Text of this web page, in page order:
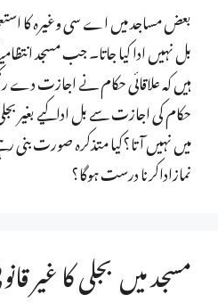
بعض مساجد میں اے سی وغیرہ کا
بل نہیں ادا کیا جاتا۔ جب مسجد
ہیں کہ علاقائی حکام نے اجازت
حکام کی اجازت سے بل اداکیے بغیر
میں نہیں آتا؟کیا متذکرہ صورت بنی
نمازاداکرنا درست ہوگا؟
مسجد میں بجلی کا غیر